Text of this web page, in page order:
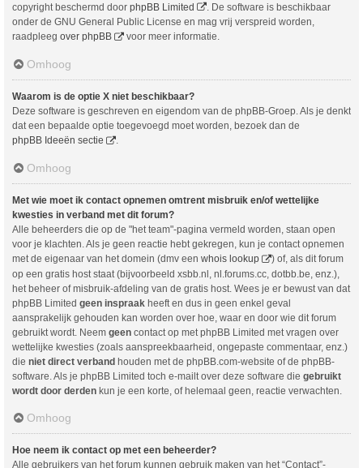
copyright beschermd door phpBB Limited
. De software is beschikbaar
onder de GNU General Public License en mag vrij verspreid worden,
raadpleeg over phpBB voor meer informatie.
Omhoog
Waarom is de optie X niet beschikbaar?
Deze software is geschreven en eigendom van de phpBB-Groep. Als je denkt
dat een bepaalde optie toegevoegd moet worden, bezoek dan de
phpBB Ideeën sectie
.
Omhoog
Met wie moet ik contact opnemen omtrent misbruik en/of wettelijke
kwesties in verband met dit forum?
Alle beheerders die op de "het team"-pagina vermeld worden, staan open
voor je klachten. Als je geen reactie hebt gekregen, kun je contact opnemen
met de eigenaar van het domein (dmv een whois lookup
) of, als dit forum
op een gratis host staat (bijvoorbeeld xsbb.nl, nl.forums.cc, dotbb.be, enz.),
het beheer of misbruik-afdeling van de gratis host. Wees je er bewust van dat
phpBB Limited geen inspraak heeft en dus in geen enkel geval
aansprakelijk gehouden kan worden over hoe, waar en door wie dit forum
gebruikt wordt. Neem geen contact op met phpBB Limited met vragen over
wettelijke kwesties (zoals aanspreekbaarheid, ongepaste commentaar, enz.)
die niet direct verband houden met de phpBB.com-website of de phpBB-
software. Als je phpBB Limited toch e-mailt over deze software die gebruikt
wordt door derden kun je een korte, of helemaal geen, reactie verwachten.
Omhoog
Hoe neem ik contact op met een beheerder?
Alle gebruikers van het forum kunnen gebruik maken van het “Contact”-